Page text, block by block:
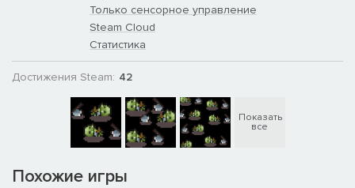
Только сенсорное управление
Steam Cloud
Статистика
Достижения Steam: 42
Показать
все
Похожие игры